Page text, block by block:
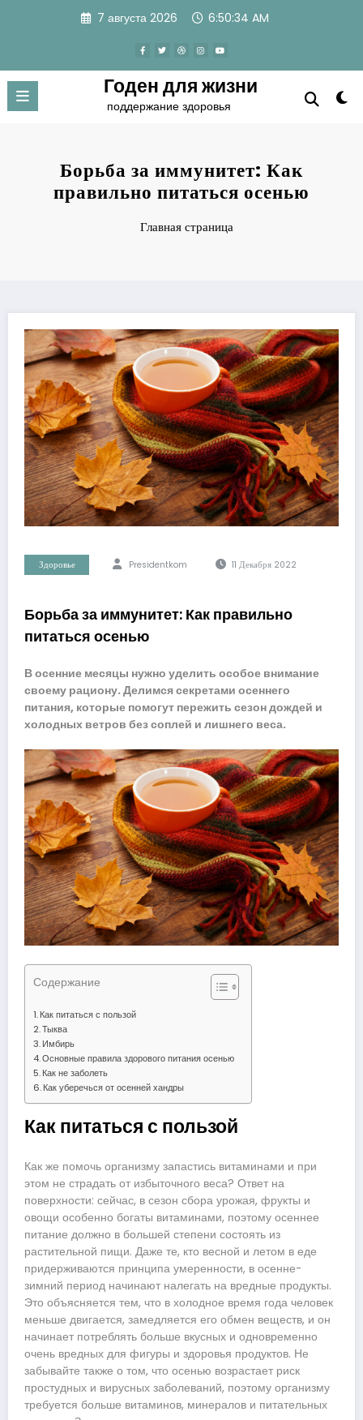
7 августа 2026 6:50:35 AM
Годен для жизни
поддержание здоровья
Борьба за иммунитет: Как
правильно питаться осенью
Главная страница
Здоровье Presidentkom 11 Декабря 2022
Борьба за иммунитет: Как правильно
питаться осенью
В осенние месяцы нужно уделить особое внимание
своему рациону. Делимся секретами осеннего
питания, которые помогут пережить сезон дождей и
холодных ветров без соплей и лишнего веса.
Содержание
Как питаться с пользой
Тыква
Имбирь
Основные правила здорового питания осенью
Как не заболеть
Как уберечься от осенней хандры
Как питаться с пользой
Как же помочь организму запастись витаминами и при
этом не страдать от избыточного веса? Ответ на
поверхности: сейчас, в сезон сбора урожая, фрукты и
овощи особенно богаты витаминами, поэтому осеннее
питание должно в большей степени состоять из
растительной пищи. Даже те, кто весной и летом в еде
придерживаются принципа умеренности, в осенне-
зимний период начинают налегать на вредные продукты.
Это объясняется тем, что в холодное время года человек
меньше двигается, замедляется его обмен веществ, и он
начинает потреблять больше вкусных и одновременно
очень вредных для фигуры и здоровья продуктов. Не
забывайте также о том, что осенью возрастает риск
простудных и вирусных заболеваний, поэтому организму
требуется больше витаминов, минералов и питательных